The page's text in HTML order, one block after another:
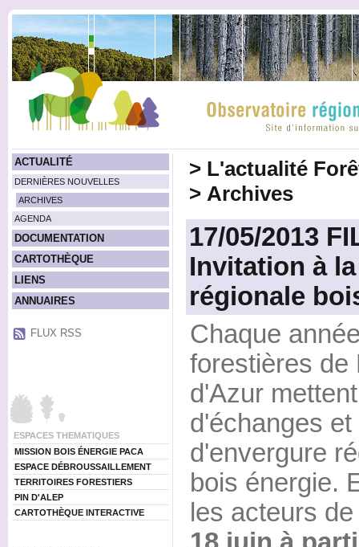
ACTUALITÉ
DERNIÈRES NOUVELLES
ARCHIVES
AGENDA
DOCUMENTATION
CARTOTHÈQUE
LIENS
ANNUAIRES
FLUX RSS
ESPACES THEMATIQUES
MISSION BOIS ÉNERGIE PACA
ESPACE DÉBROUSSAILLEMENT
TERRITOIRES FORESTIERS
PIN D'ALEP
CARTOTHÈQUE INTERACTIVE
> L'actualité
> Archives
17/05/2013
Invitation à
régionale
Chaque
forestières de
d'Azur
d'échanges
d'envergure
bois énergie.
les acteurs